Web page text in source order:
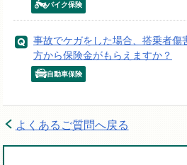
バイク保険
事故でケガをした場合、搭乗者傷
方から保険金がもらえますか？
自動車保険
よくあるご質問へ戻る